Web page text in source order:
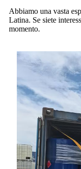
Abbiamo una vasta
Latina. Se siete
momento.